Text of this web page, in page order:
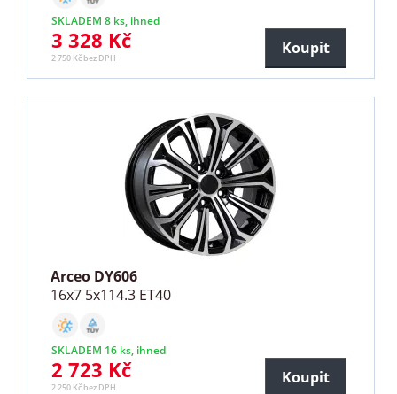
SKLADEM 8 ks, ihned
3 328 Kč
2 750 Kč bez DPH
Koupit
Arceo DY606
16x7 5x114.3 ET40
SKLADEM 16 ks, ihned
2 723 Kč
2 250 Kč bez DPH
Koupit